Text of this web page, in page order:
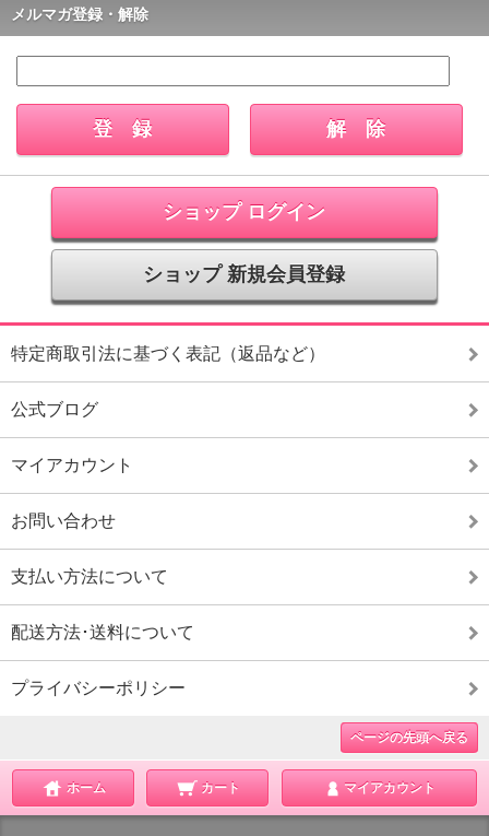
メルマガ登録・解除
ショップ ログイン
ショップ 新規会員登録
特定商取引法に基づく表記（返品など）
公式ブログ
マイアカウント
お問い合わせ
支払い方法について
配送方法･送料について
プライバシーポリシー
ページの先頭へ戻る
ホーム カート マイアカウント